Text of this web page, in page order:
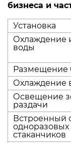
бизнеса и
Установка
Охлаждение
воды
Размещение
Охлаждение
Освещение
раздачи
Встроенный
одноразовых
стаканчиков